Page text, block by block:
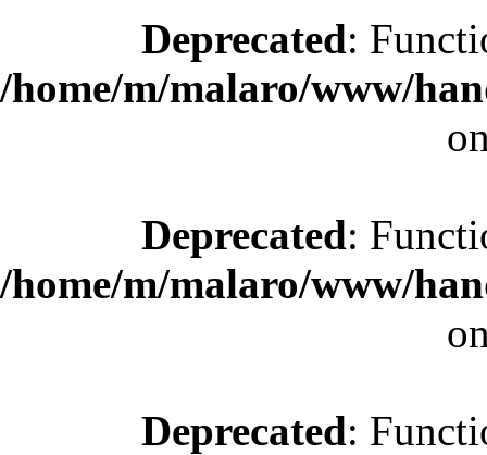
Deprecated:
/home/m/malaro/www/
Deprecated:
/home/m/malaro/www/
Deprecated: